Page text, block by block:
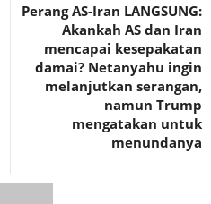
Perang AS-Iran LANGSUNG:
Akankah AS dan Iran
mencapai kesepakatan
damai? Netanyahu ingin
melanjutkan serangan,
namun Trump
mengatakan untuk
menundanya